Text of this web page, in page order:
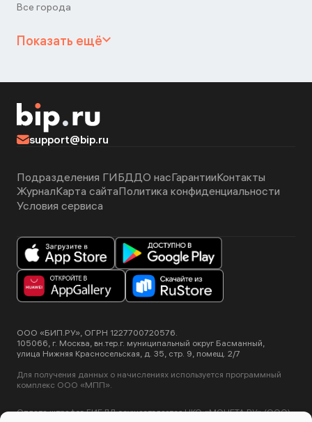
Все города
Показать ещё
support@bip.ru
Подразделения ГИБДДО насГарантииКонтакты
ЖурналКарта сайтаПолитика конфиденциальности
Условия сервиса
ООО «БИП.РУ», ОГРН 1227700720576.
105066, г. Москва, вн.тер.г. муниципальный округ Басманный,
улица Нижняя Красносельская, д. 35, стр. 9, помещ. 2/7
Для получения данных о начислениях используется программный
комплекс ООО «МПП».
Оплата штрафов ГИБДД осуществляется НКО «МОНЕТА.РУ» (ООО).